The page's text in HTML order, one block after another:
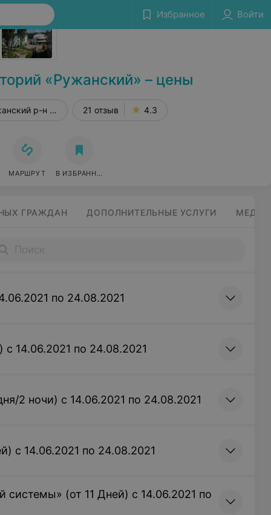
Избранное Войти
Сообщить об ошибке
«Ружанский» – цены
р-н д. Заполье21 отзыв 4.3
МАРШРУТ В ИЗБРАННОЕ
ГРАЖДАН ДОПОЛНИТЕЛЬНЫЕ УСЛУГИ
по 24.08.2021
с 14.06.2021 по 24.08.2021
2 ночи) с 14.06.2021 по 24.08.2021
с 14.06.2021 по 24.08.2021
системы» (от 11 Дней) с 14.06.2021 по